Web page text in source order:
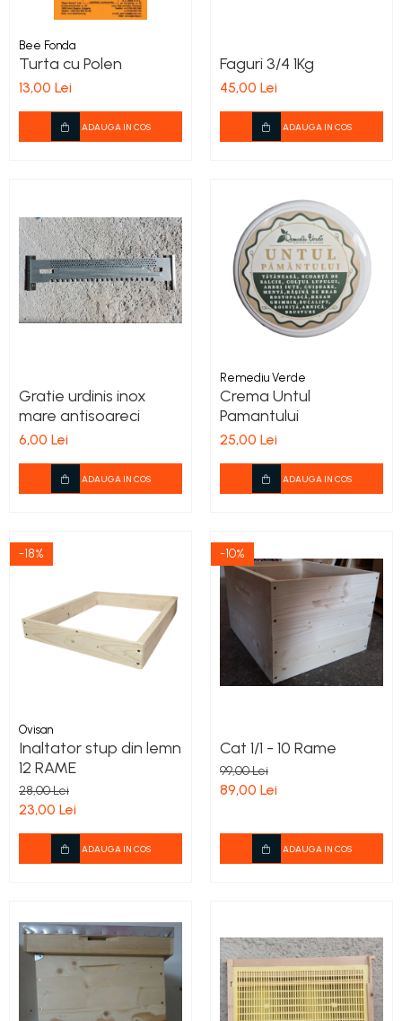
Bee Fonda
Turta cu Polen
13,00 Lei
ADAUGA IN COS
Faguri 3/4 1Kg
45,00 Lei
ADAUGA IN COS
Gratie urdinis inox
mare antisoareci
6,00 Lei
ADAUGA IN COS
Remediu Verde
Crema Untul
Pamantului
25,00 Lei
ADAUGA IN COS
-18%
Ovisan
Inaltator stup din lemn
12 RAME
28,00 Lei
23,00 Lei
ADAUGA IN COS
-10%
Cat 1/1 - 10 Rame
99,00 Lei
89,00 Lei
ADAUGA IN COS